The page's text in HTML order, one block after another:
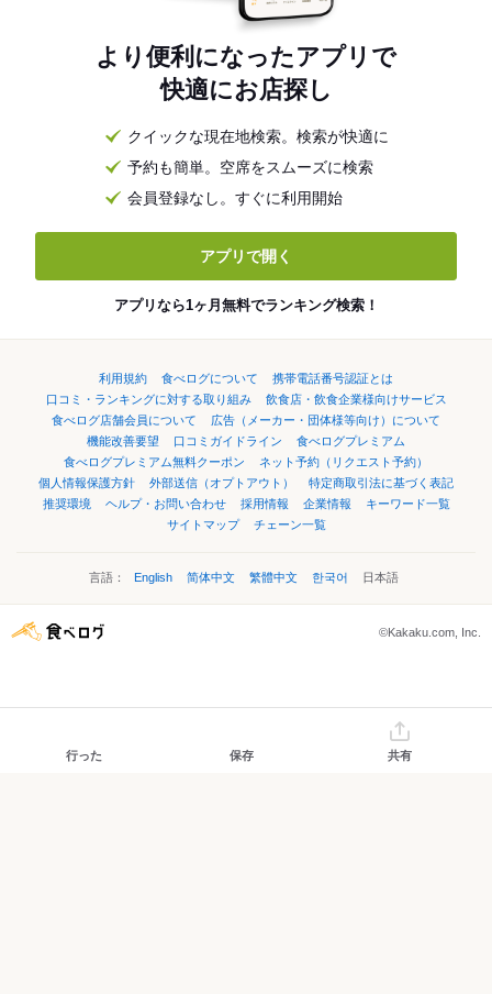
より便利になったアプリで
快適にお店探し
クイックな現在地検索。検索が快適に
予約も簡単。空席をスムーズに検索
会員登録なし。すぐに利用開始
アプリで開く
アプリなら1ヶ月無料でランキング検索！
利用規約 食べログについて
携帯電話番号認証とは
口コミ・ランキングに対する取り組み
飲食店・飲食企業様向けサービス
食べログ店舗会員について
広告（メーカー・団体様等向け）について
機能改善要望
口コミガイドライン
食べログプレミアム
食べログプレミアム無料クーポン
ネット予約（リクエスト予約）
個人情報保護方針
外部送信（オプトアウト）
特定商取引法に基づく表記
推奨環境
ヘルプ・お問い合わせ 採用情報 企業情報
キーワード一覧
サイトマップ
チェーン一覧
言語： English 简体中文 繁體中文 한국어 日本語
©Kakaku.com, Inc.
行った 保存 共有